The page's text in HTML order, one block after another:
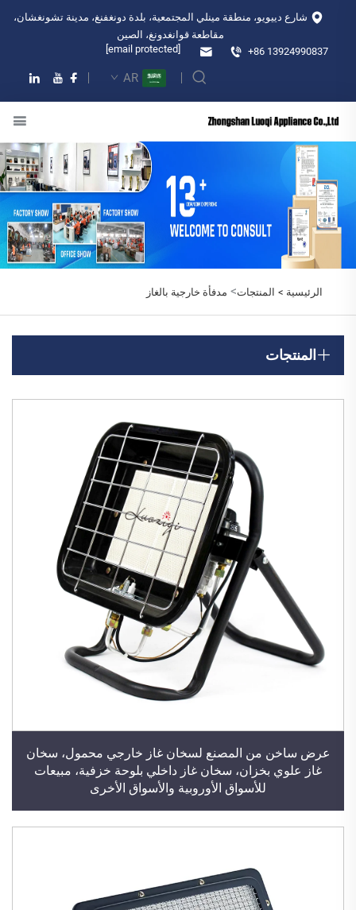
شارع دييويو، منطقة مينلي المجتمعية، بلدة دونغفنغ، مدينة تشونغشان،
مقاطعة قوانغدونغ، الصين
+86 13924990837
AR
الرئيسية > المنتجات> مدفأة خارجية بالغاز
المنتجات
عرض ساخن من المصنع لسخان غاز خارجي محمول، سخان
غاز علوي بخزان، سخان غاز داخلي بلوحة خزفية، مبيعات
للأسواق الأوروبية والأسواق الأخرى